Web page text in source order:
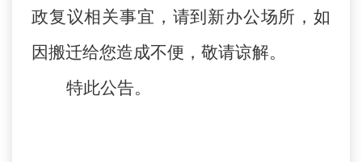
政复议相关事宜，请到新办公场所，如
因搬迁给您造成不便，敬请谅解。
特此公告。